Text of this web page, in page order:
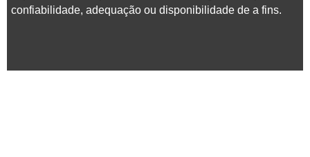
confiabilidade, adequação ou disponibilidade de a fins.